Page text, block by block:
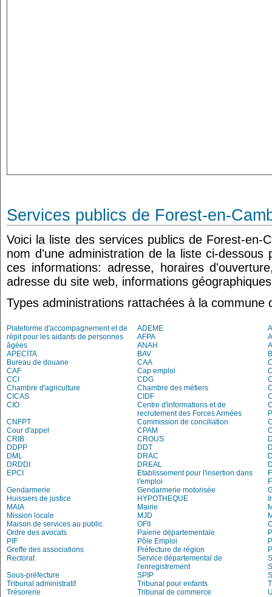
Services publics de Forest-en-
Voici la liste des services publics de Forest-en-
nom d'une administration de la liste ci-dessous
ces informations: adresse, horaires
adresse du site web, informations
Types administrations rattachées à la commune
Plateforme d'accompagnement et de
répit pour les aidants de personnes
âgées
ADEME
AFPA
ANAH
APECITA
BAV
Bureau de douane
CAA
CAF
Cap emploi
CCI
CDG
Chambre d'agriculture
Chambre des métiers
CICAS
CIDF
CIO
Centre d'informations et de
recrutement des Forces Armées
CNFPT
Commission de conciliation
Cour d'appel
CPAM
CRIB
CROUS
DDPP
DDT
DML
DRAC
DRDDI
DREAL
EPCI
Etablissement pour l'insertion dans
l'emploi
Gendarmerie
Gendarmerie motorisée
Huissiers de justice
HYPOTHEQUE
MAIA
Mairie
Mission locale
MJD
Maison de services au public
OFII
Ordre des avocats
Paierie départementale
PIF
Pôle Emploi
Greffe des associations
Préfecture de région
Rectorat
Service départemental de
l'enregistrement
Sous-préfecture
SPIP
Tribunal administratif
Tribunal pour enfants
Trésorerie
Tribunal de commerce